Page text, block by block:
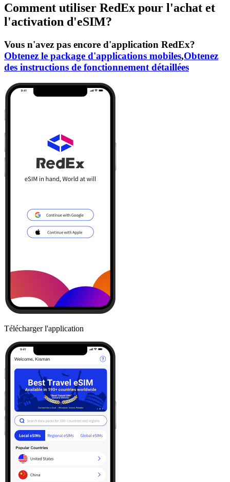
Comment utiliser RedEx pour l'achat et
l'activation d'eSIM?
Vous n'avez pas encore d'application RedEx?
Obtenez le package d'applications mobiles,Obtenez
des instructions de fonctionnement détaillées
Télécharger l'application